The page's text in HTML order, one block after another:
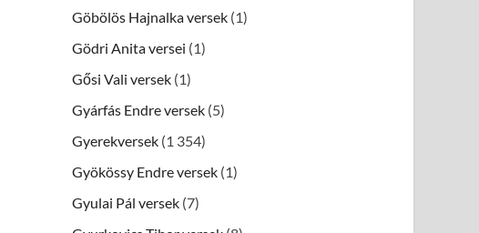
Göbölös Hajnalka versek (1)
Gödri Anita versei (1)
Gősi Vali versek (1)
Gyárfás Endre versek (5)
Gyerekversek (1 354)
Gyökössy Endre versek (1)
Gyulai Pál versek (7)